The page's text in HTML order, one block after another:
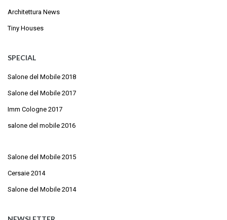
Architettura News
Tiny Houses
SPECIAL
Salone del Mobile 2018
Salone del Mobile 2017
Imm Cologne 2017
salone del mobile 2016
Salone del Mobile 2015
Cersaie 2014
Salone del Mobile 2014